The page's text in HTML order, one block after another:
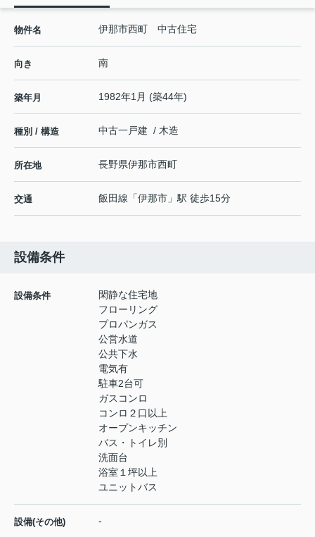
物件名 伊那市西町 中古住宅
向き 南
築年月 1982年1月 (築44年)
種別 / 構造 中古一戸建 / 木造
所在地 長野県伊那市西町
交通 飯田線 「伊那市 」駅 徒歩15分
設備条件
設備条件
閑静な住宅地
フローリング
プロパンガス
公営水道
公共下水
電気有
駐車2台可
ガスコンロ
コンロ２口以上
オープンキッチン
バス・トイレ別
洗面台
浴室１坪以上
ユニットバス
設備(その他) -